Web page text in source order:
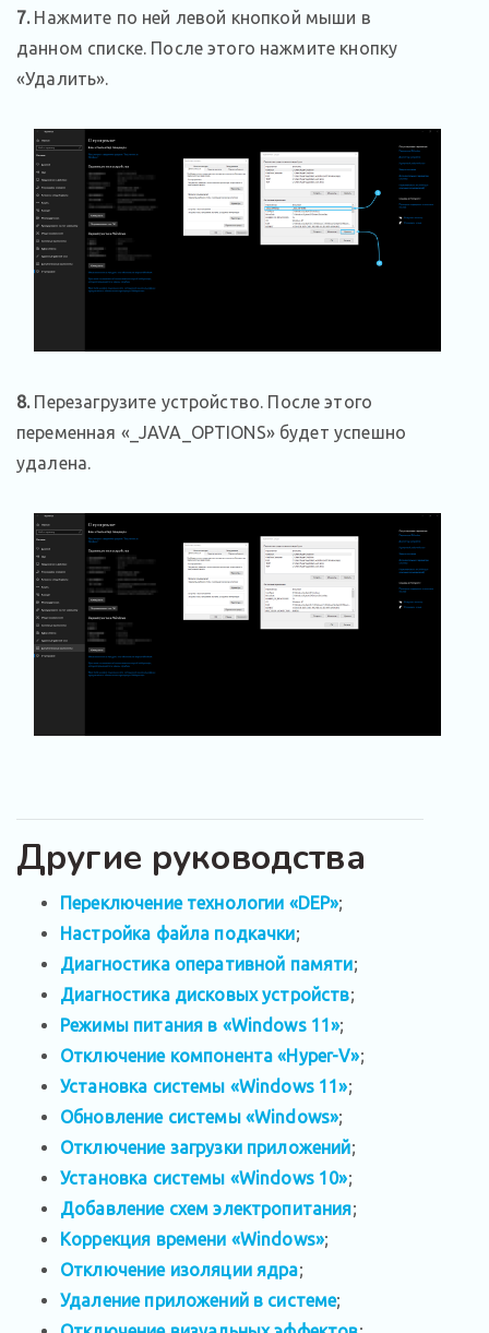
7. Нажмите по ней левой кнопкой мыши в
данном списке. После этого нажмите кнопку
«Удалить».
8. Перезагрузите устройство. После этого
переменная «_JAVA_OPTIONS» будет успешно
удалена.
Другие руководства
Переключение технологии «DEP»;
Настройка файла подкачки;
Диагностика оперативной памяти;
Диагностика дисковых устройств;
Режимы питания в «Windows 11»;
Отключение компонента «Hyper-V»;
Установка системы «Windows 11»;
Обновление системы «Windows»;
Отключение загрузки приложений;
Установка системы «Windows 10»;
Добавление схем электропитания;
Коррекция времени «Windows»;
Отключение изоляции ядра;
Удаление приложений в системе;